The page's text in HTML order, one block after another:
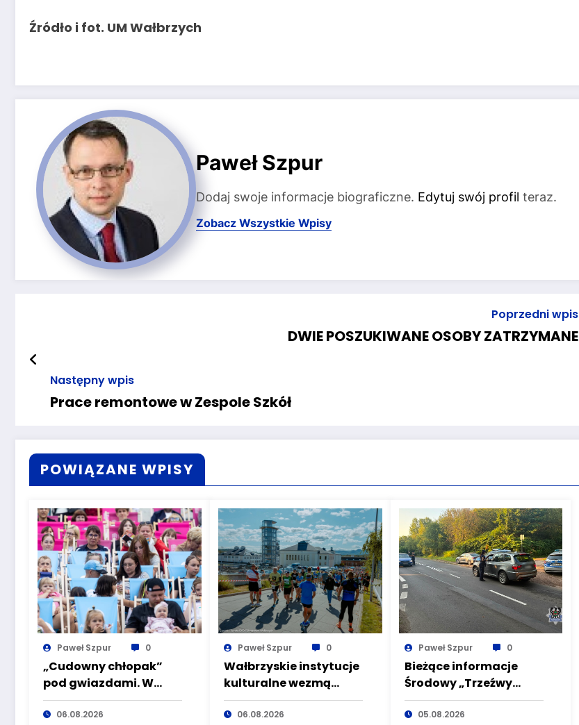
Źródło i fot. UM Wałbrzych
Paweł Szpur
Dodaj swoje informacje biograficzne. Edytuj swój profil teraz.
Zobacz Wszystkie Wpisy
Poprzedni wpis
DWIE POSZUKIWANE OSOBY ZATRZYMANE
Następny wpis
Prace remontowe w Zespole Szkół
POWIĄZANE WPISY
Paweł Szpur 0
„Cudowny chłopak”
pod gwiazdami. W
sobotę kolejne kino
plenerowe w Aqua
06.08.2026
Paweł Szpur 0
Wałbrzyskie instytucje
kulturalne wezmą
udział w Toyota EKO
Półmaraton Wałbrzych
06.08.2026
Paweł Szpur 0
Bieżące informacje
Środowy „Trzeźwy
poranek” bez
nietrzeźwych
05.08.2026